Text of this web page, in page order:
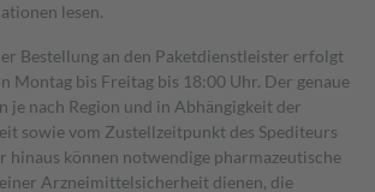
lesen.
Bestellung an den Paketdienstleister erfolgt
Montag bis Freitag bis 18:00 Uhr. Der genaue
je nach Region und in Abhängigkeit der
sowie vom Zustellzeitpunkt des Spediteurs
hinaus können notwendige pharmazeutische
Arzneimittelsicherheit dienen, die